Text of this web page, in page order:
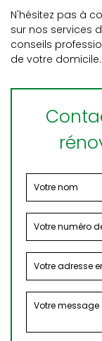
N'hésitez pas à
sur nos services
conseils
de votre domicile.